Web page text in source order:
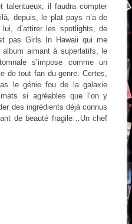
talentueux, il faudra compter
depuis, le plat pays n’a de
d’attirer les spotlights, de
pas Girls In Hawaii qui me
album aimant à superlatifs, le
s’impose comme un
de tout fan du genre. Certes,
le génie fou de la galaxie
si agréables que l’on y
des ingrédients déjà connus
de beauté fragile…Un chef